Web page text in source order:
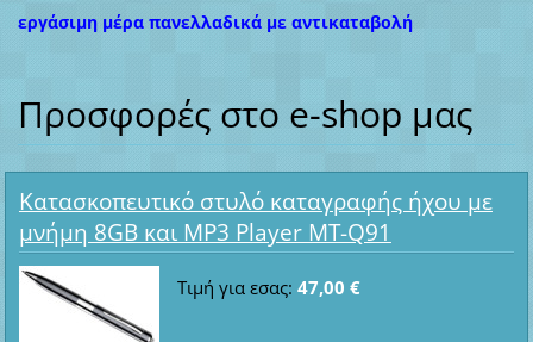
εργάσιμη μέρα πανελλαδικά με αντικαταβολή
Προσφορές στο e-shop μας
Κατασκοπευτικό στυλό καταγραφής ήχου με
μνήμη 8GB και MP3 Player MT-Q91
Τιμή για εσας: 47,00 €